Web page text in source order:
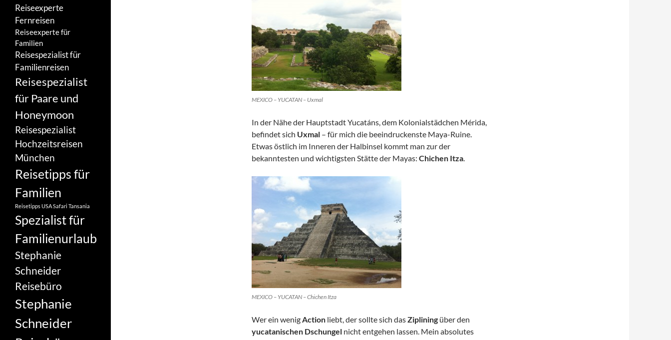
MEXICO – YUCATAN – Uxmal
In der Nähe der Hauptstadt Yucatáns, dem Kolonialstädchen Mérida,
befindet sich Uxmal – für mich die beeindruckenste Maya-Ruine.
Etwas östlich im Inneren der Halbinsel kommt man zur der
bekanntesten und wichtigsten Stätte der Mayas: Chichen Itza.
MEXICO – YUCATAN – Chichen Itza
Wer ein wenigAction liebt, der sollte sich dasZiplining über den
yucatanischen Dschungel nicht entgehen lassen. Mein absolutes
Reiseexperte
Fernreisen
Reiseexperte für
Familien
Reisespezialist für
Familienreisen
Reisespezialist
für Paare und
Honeymoon
Reisespezialist
Hochzeitsreisen
München
Reisetipps für
Familien
Reisetipps USASafari Tansania
Spezialist für
Familienurlaub
Stephanie
Schneider
Reisebüro
Stephanie
Schneider